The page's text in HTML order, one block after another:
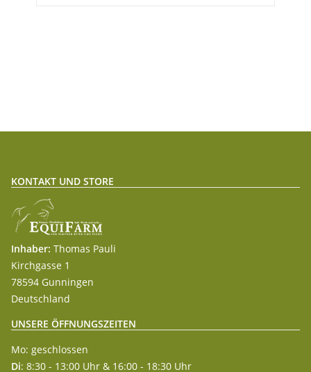
KONTAKT UND STORE
Inhaber: Thomas Pauli
Kirchgasse 1
78594 Gunningen
Deutschland
UNSERE ÖFFNUNGSZEITEN
Mo: geschlossen
Di: 8:30 - 13:00 Uhr & 16:00 - 18:30 Uhr